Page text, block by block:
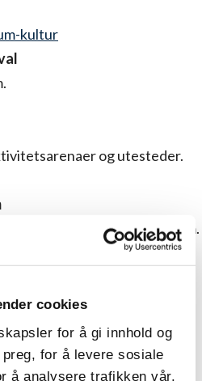
cookies
for å gi innhold og
for å levere sosiale
å analysere trafikken vår.
kultur
og utesteder.
overnattingssteder i Elverum.
gjennom hele sesongen.
og Norges